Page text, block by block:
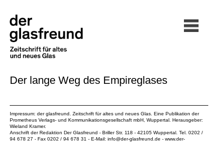
Der lange Weg des Empireglases
Impressum: der glasfreund. Zeitschrift für altes und neues Glas. Eine Publikation der
Prometheus Verlags- und Kommunikationsgesellschaft mbH , Wuppertal. Herausgeber:
Wieland Kramer.
Anschrift der Redaktion Der Glasfreund - Briller Str. 118 - 42105 Wuppertal. Tel. 0202 /
94 678 27 - Fax 0202 / 94 678 31 - E-Mail: info@der-glasfreund.de - www.der-